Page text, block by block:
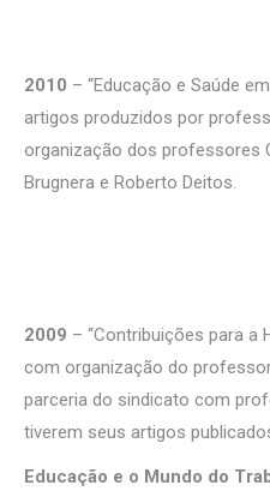
2010 – “Educação e Saúde
artigos produzidos por
organização dos professores
Brugnera e Roberto Deitos.
2009 – “Contribuições para a
com organização do
parceria do sindicato com
tiverem seus artigos
Educação e o Mundo do